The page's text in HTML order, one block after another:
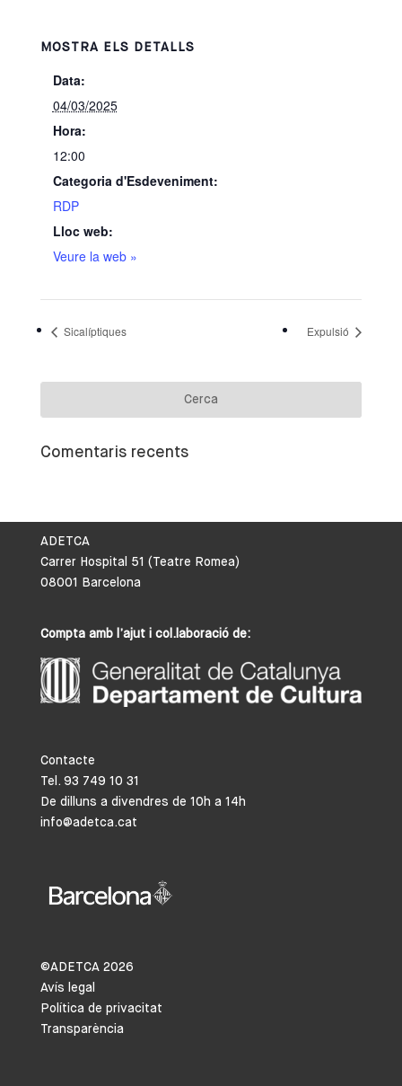
MOSTRA ELS DETALLS
Data:
04/03/2025
Hora:
12:00
Categoria d'Esdeveniment:
RDP
Lloc web:
Veure la web »
Sicalíptiques Expulsió
Comentaris recents
ADETCA
Carrer Hospital 51 (Teatre Romea)
08001 Barcelona
Compta amb l’ajut i col.laboració de:
Contacte
Tel. 93 749 10 31
De dilluns a divendres de 10h a 14h
info@adetca.cat
©ADETCA 2026
Avís legal
Política de privacitat
Transparència